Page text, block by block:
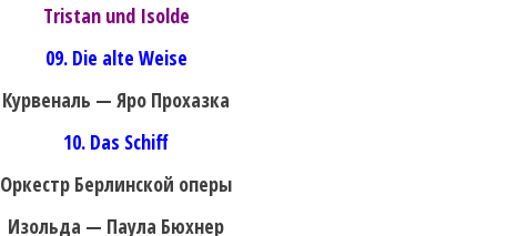
Tristan und Isolde
09. Die alte Weise
Курвеналь — Яро Прохазка
10. Das Schiff
Оркестр Берлинской оперы
Изольда — Паула Бюхнер